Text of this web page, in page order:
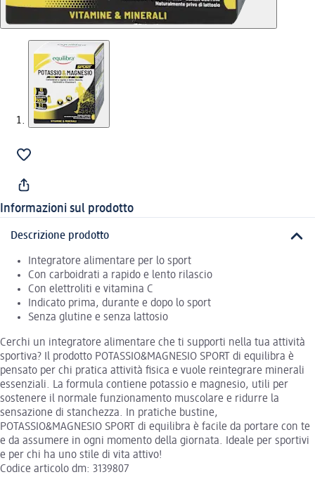
Informazioni sul prodotto
Descrizione prodotto
Integratore alimentare per lo sport
Con carboidrati a rapido e lento rilascio
Con elettroliti e vitamina C
Indicato prima, durante e dopo lo sport
Senza glutine e senza lattosio
Cerchi un integratore alimentare che ti supporti nella tua attività
sportiva? Il prodotto POTASSIO&MAGNESIO SPORT di equilibra è
pensato per chi pratica attività fisica e vuole reintegrare minerali
essenziali. La formula contiene potassio e magnesio, utili per
sostenere il normale funzionamento muscolare e ridurre la
sensazione di stanchezza. In pratiche bustine,
POTASSIO&MAGNESIO SPORT di equilibra è facile da portare con te
e da assumere in ogni momento della giornata. Ideale per sportivi
e per chi ha uno stile di vita attivo!
Codice articolo dm: 3139807